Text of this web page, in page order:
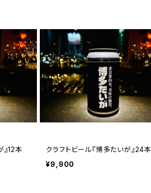
』12本
クラフトビール『博多たいが』24本
¥9,900